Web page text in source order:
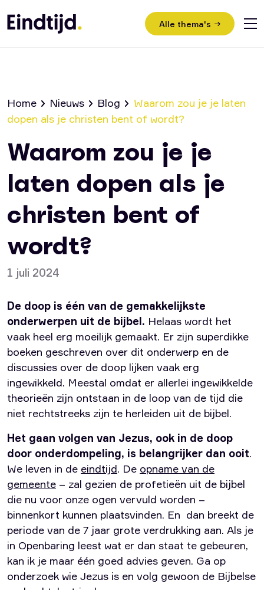
Alle thema's
Home
Video’s
Nieuws
Bijeenkomsten
Uitleg evangelie
Home Nieuws Blog
Waarom zou je je laten
dopen als je christen bent of wordt?
Waarom zou je je
laten dopen als je
christen bent of
wordt?
1 juli 2024
De doop is één van de gemakkelijkste
onderwerpen uit de bijbel. Helaas wordt het
vaak heel erg moeilijk gemaakt. Er zijn superdikke
boeken geschreven over dit onderwerp en de
discussies over de doop lijken vaak erg
ingewikkeld. Meestal omdat er allerlei ingewikkelde
theorieën zijn ontstaan in de loop van de tijd die
niet rechtstreeks zijn te herleiden uit de bijbel.
Het gaan volgen van Jezus, ook in de doop
door onderdompeling, is belangrijker dan ooit.
We leven in de eindtijd. De opname van de
gemeente – zal gezien de profetieën uit de bijbel
die nu voor onze ogen vervuld worden –
binnenkort kunnen plaatsvinden. En dan breekt de
periode van de 7 jaar grote verdrukking aan. Als je
in Openbaring leest wat er dan staat te gebeuren,
kan ik je maar één goed advies geven. Ga op
onderzoek wie Jezus is en volg gewoon de Bijbelse